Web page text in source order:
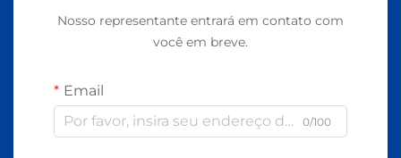
Nosso representante entrará em contato com
você em breve.
Email
0/100